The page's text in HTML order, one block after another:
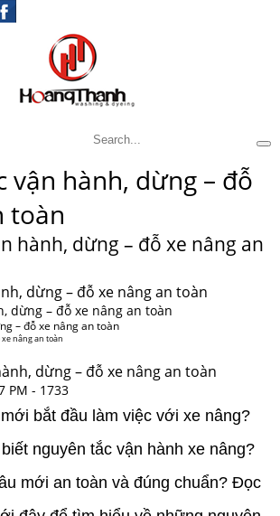
vận hành, dừng – đỗ
toàn
hành, dừng – đỗ xe nâng an
dừng – đỗ xe nâng an toàn
dừng – đỗ xe nâng an toàn
– đỗ xe nâng an toàn
nâng an toàn
dừng – đỗ xe nâng an toàn
PM - 1733
bắt đầu làm việc với xe nâng?
nguyên tắc vận hành xe nâng?
mới an toàn và đúng chuẩn? Đọc